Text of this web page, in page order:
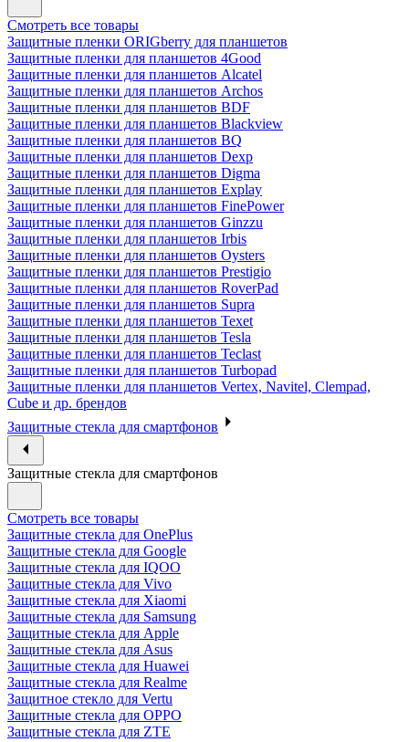
Смотреть все товары
Защитные пленки ORIGberry для планшетов
Защитные пленки для планшетов 4Good
Защитные пленки для планшетов Alcatel
Защитные пленки для планшетов Archos
Защитные пленки для планшетов BDF
Защитные пленки для планшетов Blackview
Защитные пленки для планшетов BQ
Защитные пленки для планшетов Dexp
Защитные пленки для планшетов Digma
Защитные пленки для планшетов Explay
Защитные пленки для планшетов FinePower
Защитные пленки для планшетов Ginzzu
Защитные пленки для планшетов Irbis
Защитные пленки для планшетов Oysters
Защитные пленки для планшетов Prestigio
Защитные пленки для планшетов RoverPad
Защитные пленки для планшетов Supra
Защитные пленки для планшетов Texet
Защитные пленки для планшетов Tesla
Защитные пленки для планшетов Teclast
Защитные пленки для планшетов Turbopad
Защитные пленки для планшетов Vertex, Navitel, Clempad,
Cube и др. брендов
Защитные стекла для смартфонов
Защитные стекла для смартфонов
Смотреть все товары
Защитные стекла для OnePlus
Защитные стекла для Google
Защитные стекла для IQOO
Защитные стекла для Vivo
Защитные стекла для Xiaomi
Защитные стекла для Samsung
Защитные стекла для Apple
Защитные стекла для Asus
Защитные стекла для Huawei
Защитные стекла для Realme
Защитное стекло для Vertu
Защитные стекла для OPPO
Защитные стекла для ZTE